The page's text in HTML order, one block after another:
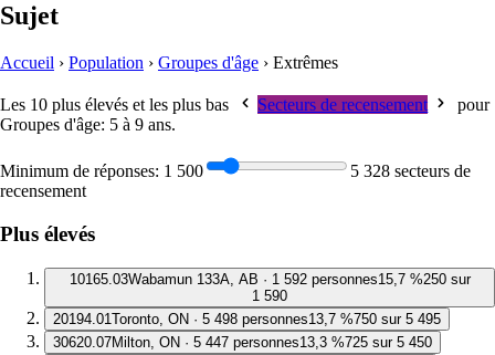
Sujet
Accueil › Population › Groupes d'âge › Extrêmes
Les 10 plus élevés et les plus bas Secteurs de recensement
pour
Groupes d'âge: 5 à 9 ans.
Minimum de réponses: 1 500
5 328 secteurs de
recensement
Plus élevés
1 0165.03Wabamun 133A, AB · 1 592 personnes15,7 %250 sur
1 590
20194.01 Toronto, ON · 5 498 personnes13,7 %750 sur 5 495
30620.07Milton, ON · 5 447 personnes13,3 %725 sur 5 450